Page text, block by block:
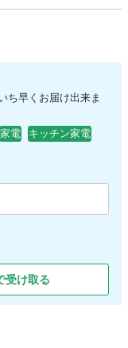
ち早くお届け出来ま
家電
キッチン家電
受け取る